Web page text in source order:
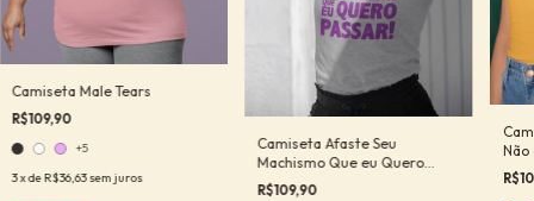
Camiseta Male Tears
R$109,90
+5
3x deR$36,63sem juros
Camiseta Afaste Seu
Machismo Que eu Quero
Passar
R$109,90
Não